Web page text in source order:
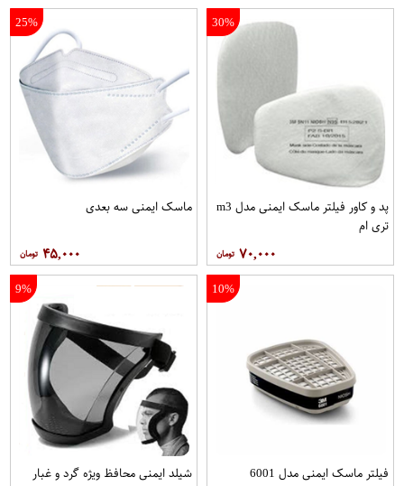
30%
پد و کاور فیلتر ماسک ایمنی مدل m3
تری ام
۷۰,۰۰۰
25%
ماسک ایمنی سه بعدی
۴۵,۰۰۰
10%
فیلتر ماسک ایمنی مدل 6001
9%
شيلد ایمنی محافظ ویژه گرد و غبار